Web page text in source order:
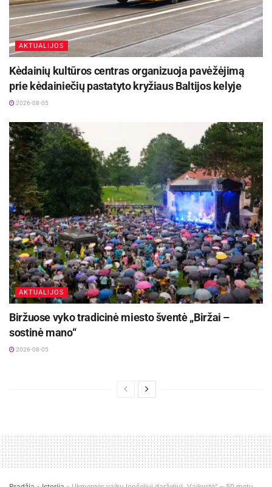
AKTUALIJOS
Kėdainių kultūros centras organizuoja pavėžėjimą
prie kėdainiečių pastatyto kryžiaus Baltijos kelyje
2026-08-05
AKTUALIJOS
Biržuose vyko tradicinė miesto šventė „Biržai –
sostinė mano“
2026-08-05